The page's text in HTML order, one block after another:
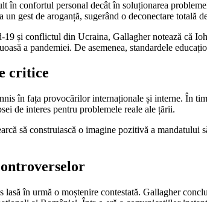
în confortul personal decât în soluționarea
gest de aroganță, sugerând o deconectare totală
și conflictul din Ucraina, Gallagher notează că
a pandemiei. De asemenea, standardele
critice
în fața provocărilor internaționale și interne. În
de interes pentru problemele reale ale țării.
să construiască o imagine pozitivă a
lasă în urmă o moștenire contestată. Gallagher